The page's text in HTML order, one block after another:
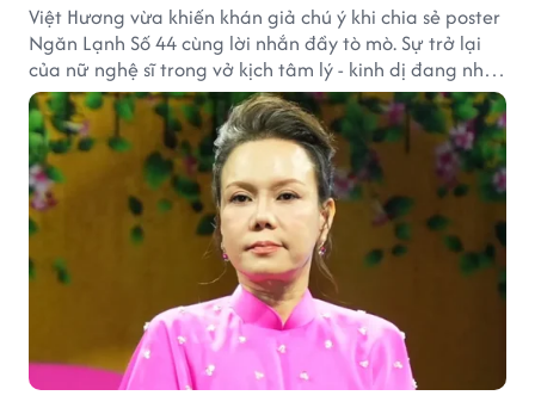
Việt Hương vừa khiến khán giả chú ý khi chia sẻ poster
Ngăn Lạnh Số 44 cùng lời nhắn đầy tò mò. Sự trở lại
của nữ nghệ sĩ trong vở kịch tâm lý - kinh dị đang nhận
được nhiều quan tâm từ công chúng.